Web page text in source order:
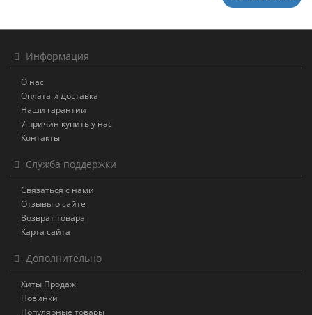
Информация
О нас
Оплата и Доставка
Наши гарантии
7 причин купить у нас
Контакты
Служба поддержки
Связаться с нами
Отзывы о сайте
Возврат товара
Карта сайта
Дополнительно
Хиты Продаж
Новинки
Популярные товары